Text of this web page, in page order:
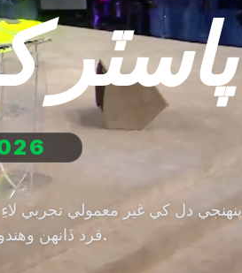
پنهنجي دل کي غير معمولي تجربي
فرد ڏانهن وهندو آهي. پنھنجو معجزو وصول ڪريو.